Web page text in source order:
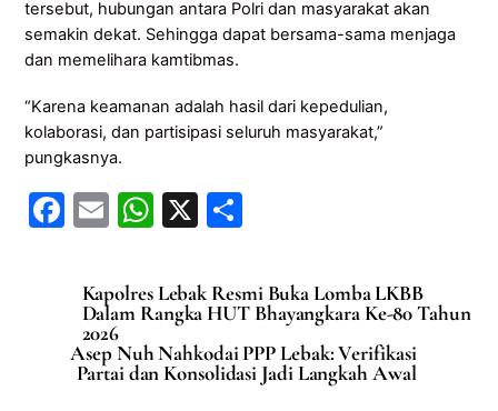
tersebut, hubungan antara Polri dan masyarakat akan
semakin dekat. Sehingga dapat bersama-sama menjaga
dan memelihara kamtibmas.
“Karena keamanan adalah hasil dari kepedulian,
kolaborasi, dan partisipasi seluruh masyarakat,”
pungkasnya.
F
c
e
b
o
E
ai
l
W
at
s
A
p
X
ar
e
Kapolres Lebak Resmi Buka Lomba LKBB
Dalam Rangka HUT Bhayangkara Ke-80 Tahun
2026
Asep Nuh Nahkodai PPP Lebak: Verifikasi
Partai dan Konsolidasi Jadi Langkah Awal